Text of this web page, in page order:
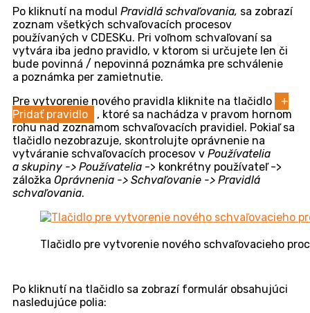
Voľné schvaľovanie bez väzby na akýkoľvek
modul
Voľné schvaľovanie s väzbou na požiadavku
Prečo používať voľné schvaľovanie
Voľné schvaľovanie na rozdiel od schvaľovania
zadefinovaného v šablóne požiadavky je možné
pridávať samostatne, alebo na požiadavku kedykoľvek
od jej založenia. Vďaka tomu funkcia voľného
schvaľovania ponúka dynamické a jednoduché
schválenie. Voľné schvaľovanie si vyžaduje definíciu
parametre všetkých schvaľovacích procesov voľného
Založenie pravidla pre voľné schvaľovanie